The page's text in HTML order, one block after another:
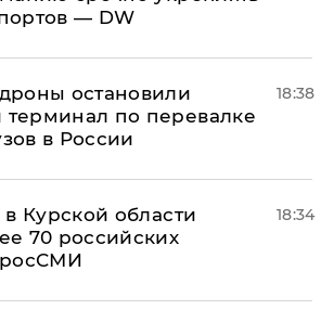
— DW
остановили
по перевалке
в России
18:38
Курской области
70 российских
18:34